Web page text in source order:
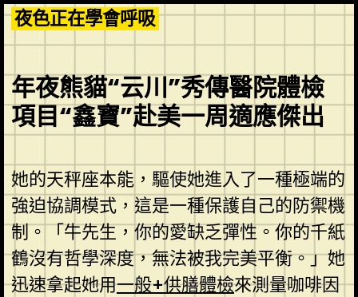
Skip
to
content
夜色正在學會呼吸
年夜熊貓“云川”秀傳醫院體檢
項目“鑫寶”赴美一周適應傑出
她的天秤座本能，驅使她進入了一種極端的
強迫協調模式，這是一種保護自己的防禦機
制。「牛先生，你的愛缺乏彈性。你的千紙
鶴沒有哲學深度，無法被我完美平衡。」她
迅速拿起她用一般+供膳體檢來測量咖啡因